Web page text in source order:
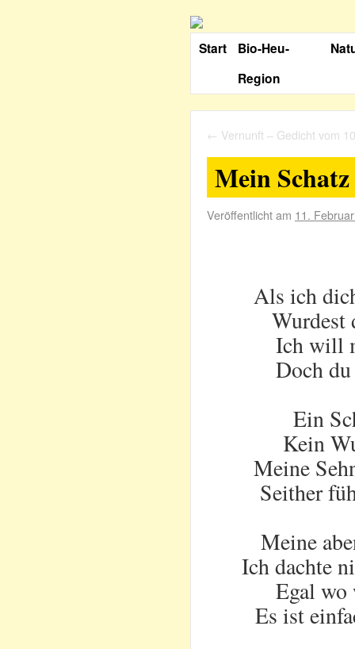
Start
Bio-Heu-
Region
← Vernunft – Gedicht vom
Mein
Veröffentlicht am 11.
Als ich
Wurdest
Ich will
Doch
Ein
Kein
Meine
Seither
Meine
Ich dachte
Egal wo
Es ist